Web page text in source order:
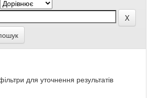
для уточнення результатів